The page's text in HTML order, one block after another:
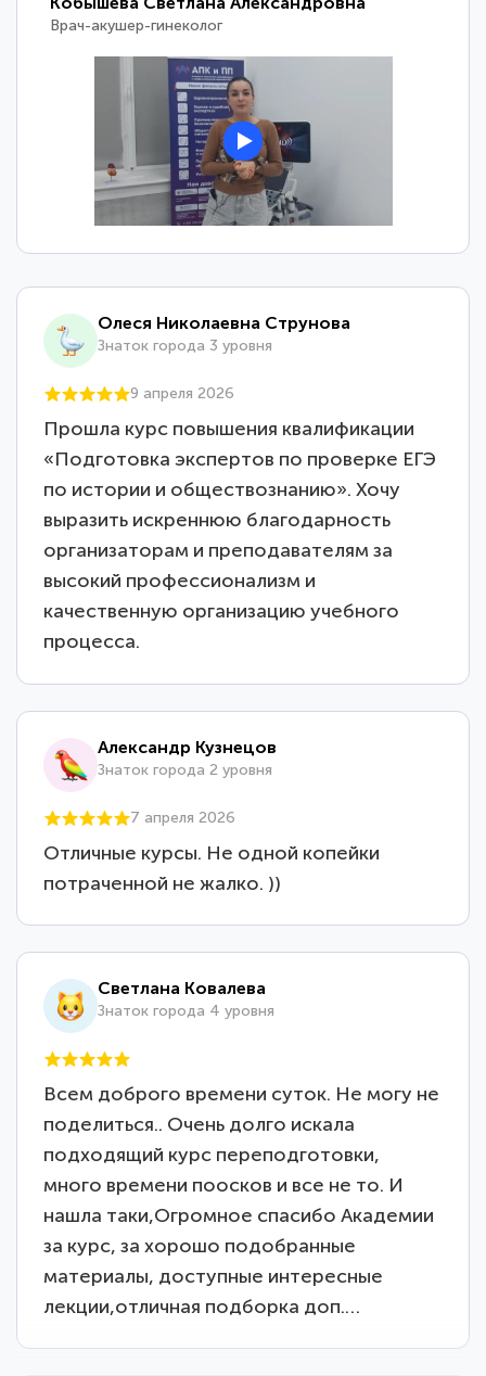
Врач-акушер-гинеколог
Олеся Николаевна Струнова
Знаток города 3 уровня
9 апреля 2026
Прошла курс повышения квалификации
«Подготовка экспертов по проверке ЕГЭ
по истории и обществознанию». Хочу
выразить искреннюю благодарность
организаторам и преподавателям за
высокий профессионализм и
качественную организацию учебного
процесса.
Александр Кузнецов
Знаток города 2 уровня
7 апреля 2026
Отличные курсы. Не одной копейки
потраченной не жалко. ))
Светлана Ковалева
Знаток города 4 уровня
Всем доброго времени суток. Не могу не
поделиться.. Очень долго искала
подходящий курс переподготовки,
много времени поосков и все не то. И
нашла таки,Огромное спасибо Академии
за курс, за хорошо подобранные
материалы, доступные интересные
лекции,отличная подборка доп.…